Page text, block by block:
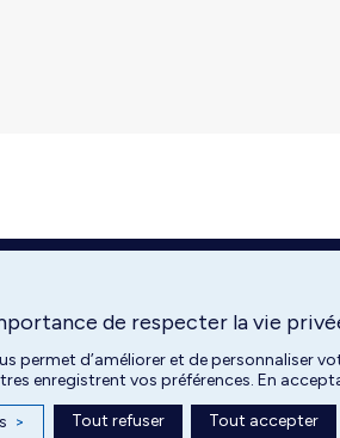
de respecter la vie
permet d’améliorer et de personnaliser
enregistrent vos préférences. En
> Tout refuser Tout accepter